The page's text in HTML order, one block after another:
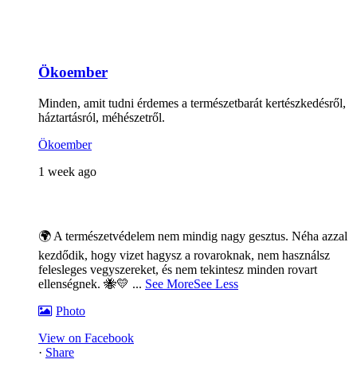
Ökoember
Minden, amit tudni érdemes a természetbarát kertészkedésről,
háztartásról, méhészetről.
Ökoember
1 week ago
🌍 A természetvédelem nem mindig nagy gesztus. Néha azzal
kezdődik, hogy vizet hagysz a rovaroknak, nem használsz
felesleges vegyszereket, és nem tekintesz minden rovart
ellenségnek. 🐝💛 ... See MoreSee Less
Photo
View on Facebook
· Share